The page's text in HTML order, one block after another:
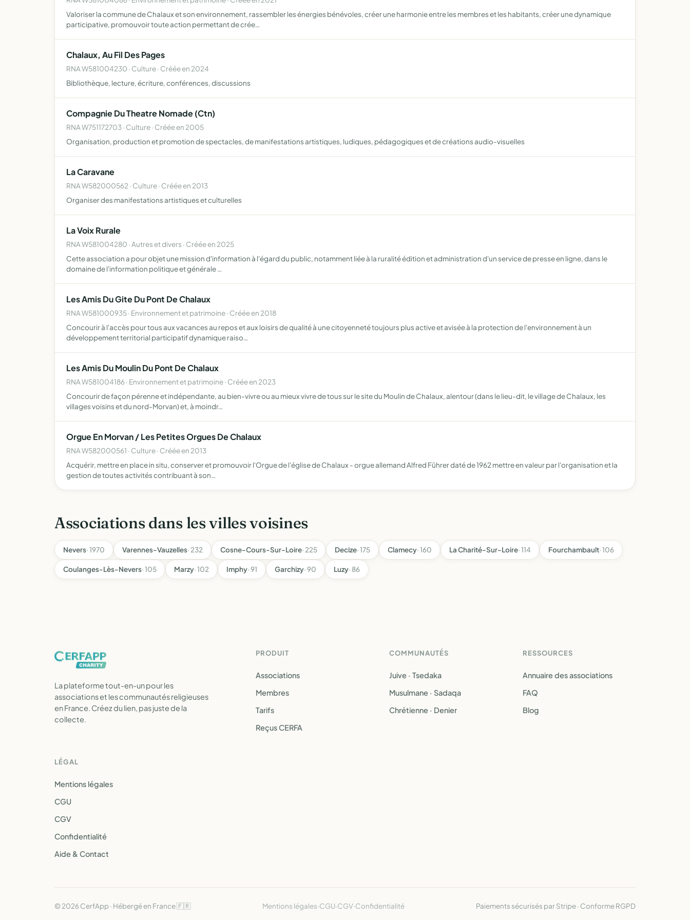
Valoriser la commune de Chalaux et son environnement, rassembler les énergies bénévoles, créer une harmonie entre les membres et les habitants, créer une dynamique
participative, promouvoir toute action permettant de crée…
Chalaux, Au Fil Des Pages
RNA W581004230 · Culture · Créée en 2024
Bibliothèque, lecture, écriture, conférences, discussions
Compagnie Du Theatre Nomade (Ctn)
RNA W751172703 · Culture · Créée en 2005
Organisation, production et promotion de spectacles, de manifestations artistiques, ludiques, pédagogiques et de créations audio-visuelles
La Caravane
RNA W582000562 · Culture · Créée en 2013
Organiser des manifestations artistiques et culturelles
La Voix Rurale
RNA W581004280 · Autres et divers · Créée en 2025
Cette association a pour objet une mission d'information à l'égard du public, notamment liée à la ruralité édition et administration d'un service de presse en ligne, dans le
domaine de l'information politique et générale …
Les Amis Du Gite Du Pont De Chalaux
RNA W581000935 · Environnement et patrimoine · Créée en 2018
Concourir à l'accès pour tous aux vacances au repos et aux loisirs de qualité à une citoyenneté toujours plus active et avisée à la protection de l'environnement à un
développement territorial participatif dynamique raiso…
Les Amis Du Moulin Du Pont De Chalaux
RNA W581004186 · Environnement et patrimoine · Créée en 2023
Concourir de façon pérenne et indépendante, au bien-vivre ou au mieux vivre de tous sur le site du Moulin de Chalaux, alentour (dans le lieu-dit, le village de Chalaux, les
villages voisins et du nord-Morvan) et, à moindr…
Orgue En Morvan / Les Petites Orgues De Chalaux
RNA W582000561 · Culture · Créée en 2013
Acquérir, mettre en place in situ, conserver et promouvoir l'Orgue de l'église de Chalaux - orgue allemand Alfred Führer daté de 1962 mettre en valeur par l'organisation et la
gestion de toutes activités contribuant à son…
Associations dans les villes voisines
Nevers· 1970 Varennes-Vauzelles· 232 Cosne-Cours-Sur-Loire· 225 Decize· 175 Clamecy· 160 La Charité-Sur-Loire· 114 Fourchambault· 106
Coulanges-Lès-Nevers· 105 Marzy· 102 Imphy· 91 Garchizy· 90 Luzy· 86
La plateforme tout-en-un pour les
associations et les communautés religieuses
en France. Créez du lien, pas juste de la
collecte.
PRODUIT
Associations
Membres
Tarifs
Reçus CERFA
COMMUNAUTÉS
Juive · Tsedaka
Musulmane · Sadaqa
Chrétienne · Denier
RESSOURCES
Annuaire des associations
FAQ
Blog
LÉGAL
Mentions légales
CGU
CGV
Confidentialité
Aide & Contact
© 2026 CerfApp · Hébergé en France 🇫🇷 Mentions légales·CGU·CGV·Confidentialité Paiements sécurisés par Stripe · Conforme RGPD